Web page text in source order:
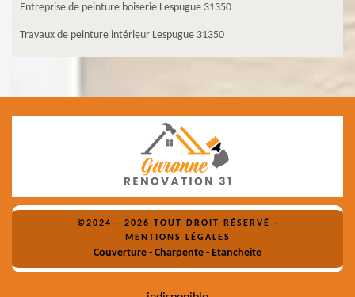
Entreprise de peinture boiserie Lespugue 31350
Travaux de peinture intérieur Lespugue 31350
©2024 - 2026 TOUT DROIT RÉSERVÉ -
MENTIONS LÉGALES
Couverture - Charpente - Etancheite